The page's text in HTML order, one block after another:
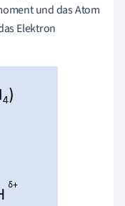
und das Atom
Elektron